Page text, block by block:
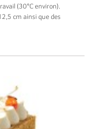
(30°C environ).
cm ainsi que des